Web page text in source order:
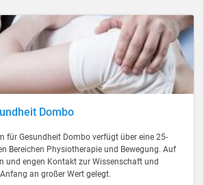
Dombo
für Gesundheit Dombo verfügt über eine 25-
Bereichen Physiotherapie und Bewegung. Auf
und engen Kontakt zur Wissenschaft und
an großer Wert gelegt.